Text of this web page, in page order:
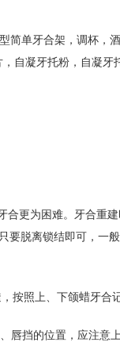
简单牙合架，调杯
自凝牙托粉，自凝牙
更为困难。牙合重
要脱离锁结即可，一
按照上、下颌蜡牙合
挡的位置，应注意